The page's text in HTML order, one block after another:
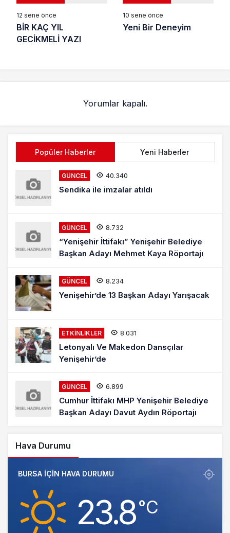
12 sene önce
BİR KAÇ YIL
GECİKMELİ YAZI
10 sene önce
Yeni Bir Deneyim
Yorumlar kapalı.
Popüler Haberler Yeni Haberler
GÜNCEL 40.340
Sendika ile imzalar atıldı
GÜNCEL 8.732
“Yenişehir İttifakı” Yenişehir Belediye
Başkan Adayı Mehmet Kaya Röportajı
GÜNCEL 8.234
Yenişehir’de 13 Başkan Adayı Yarışacak
ETKINLIKLER 8.031
Letonyalı Ve Makedon Dansçılar
Yenişehir’de
GÜNCEL 6.899
Cumhur İttifakı MHP Yenişehir Belediye
Başkan Adayı Davut Aydın Röportajı
Hava Durumu
BURSA IÇIN HAVA DURUMU
23.8‎°C